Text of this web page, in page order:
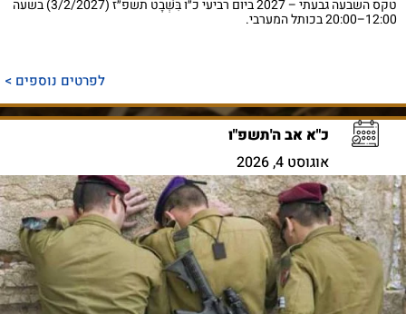
טקס השבעה גבעתי – 2027 ביום רביעי כ״ו בִּשְׁבָט תשפ״ז (3/2/2027) בשעה
12:00–20:00 בכותל המערבי.
לפרטים נוספים >
כ"א אב ה'תשפ"ו
אוגוסט 4, 2026